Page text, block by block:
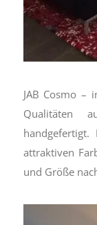
JAB Cosmo –
Qualitäten
attraktiven
und Größe